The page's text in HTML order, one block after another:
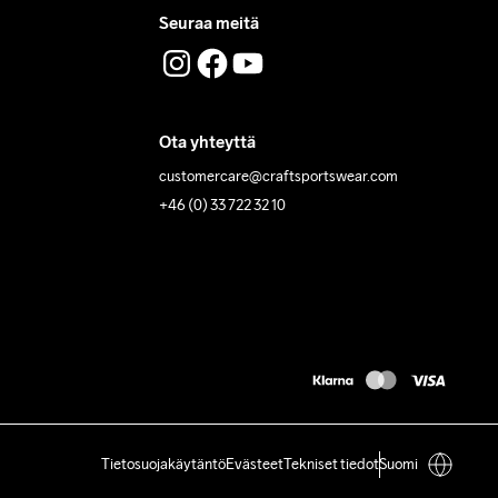
Seuraa meitä
Ota yhteyttä
customercare@craftsportswear.com
+46 (0) 33 722 32 10
TietosuojakäytäntöEvästeetTekniset tiedotSuomi